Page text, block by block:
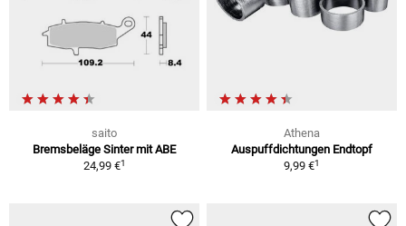
saito
Bremsbeläge Sinter mit ABE
24,99 €1
Athena
Auspuffdichtungen Endtopf
9,99 €1